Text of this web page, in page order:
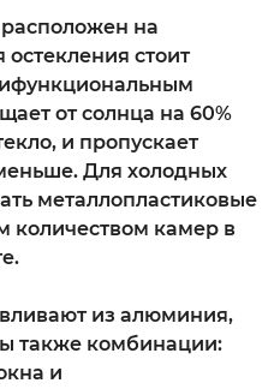
на
стоит
от солнца на 60%
и пропускает
Для холодных
металлопластиковые
количеством камер в
из алюминия,
также комбинации:
и